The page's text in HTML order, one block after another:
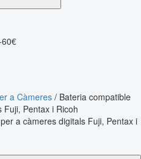
a Càmeres / Bateria compatible
Fuji, Pentax i Ricoh